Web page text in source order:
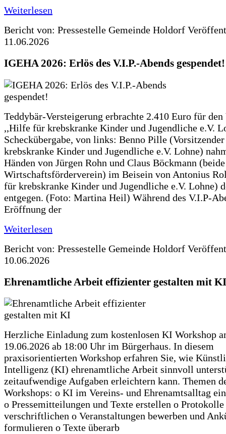
Weiterlesen
Bericht von: Pressestelle Gemeinde Holdorf
11.06.2026
IGEHA 2026: Erlös des V.I.P.-Abends gespendet!
Teddybär-Versteigerung erbrachte 2.410 Euro für den
,,Hilfe für krebskranke Kinder und Jugendliche e.V.
Scheckübergabe, von links: Benno Pille
krebskranke Kinder und Jugendliche e.V. Lohne)
Händen von Jürgen Rohn und Claus Böckmann
Wirtschaftsförderverein) im Beisein von Antonius
für krebskranke Kinder und Jugendliche e.V. Lohne)
entgegen. (Foto: Martina Heil) Während des V.I.P-
Eröffnung der
Weiterlesen
Bericht von: Pressestelle Gemeinde Holdorf
10.06.2026
Ehrenamtliche Arbeit effizienter gestalten mit KI
Herzliche Einladung zum kostenlosen KI Workshop
19.06.2026 ab 18:00 Uhr im Bürgerhaus. In diesem
praxisorientierten Workshop erfahren Sie, wie
Intelligenz (KI) ehrenamtliche Arbeit sinnvoll
zeitaufwendige Aufgaben erleichtern kann. Themen
Workshops: o KI im Vereins- und Ehrenamtsalltag
o Pressemitteilungen und Texte erstellen o
verschriftlichen o Veranstaltungen bewerben und
formulieren o Texte überarb